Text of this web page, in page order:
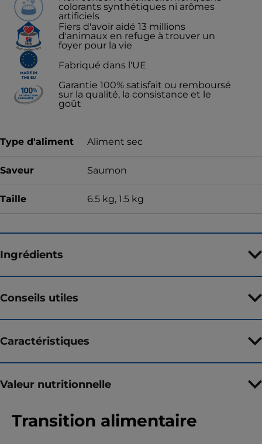
colorants synthétiques ni arômes
artificiels
Fiers d'avoir aidé 13 millions
d'animaux en refuge à trouver un
foyer pour la vie
Fabriqué dans l'UE
Garantie 100% satisfait ou remboursé
sur la qualité, la consistance et le
goût
Type d'aliment Aliment sec
Saveur Saumon
Taille 6.5 kg, 1.5 kg
Ingrédients
Conseils utiles
Caractéristiques
Valeur nutritionnelle
Transition alimentaire